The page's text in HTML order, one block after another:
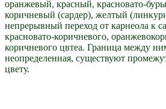
оранжевый, красный, красновато-
коричневый (сардер), желтый
непрерывный переход от карнеола к
красновато-коричневого,
коричневого цвтеа. Граница между
неопределенная, существуют
цвету.